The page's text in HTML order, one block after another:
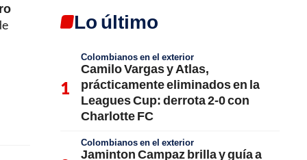
Lo último
Colombianos en el exterior
Camilo Vargas y Atlas,
prácticamente eliminados en la
Leagues Cup: derrota 2-0 con
Charlotte FC
Colombianos en el exterior
Jaminton Campaz brilla y guía a